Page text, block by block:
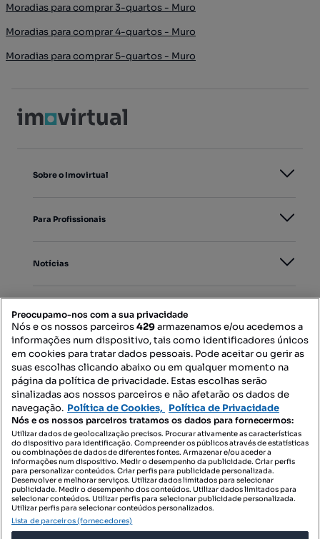
Moradias para comprar 3-quartos - Muro
Moradias para comprar 4-quartos - Muro
Moradias para comprar 5-quartos - Muro
Sobre o Imovirtual
Para Profissionais
Notícias
Mapa do Site
Contacte-nos
SIGA-NOS:
DESCARREGAR NA:
Preocupamo-nos com a sua privacidade
Nós e os nossos parceiros429armazenamos e/ou acedemos a
informações num dispositivo, tais como identificadores únicos
em cookies para tratar dados pessoais. Pode aceitar ou gerir as
suas escolhas clicando abaixo ou em qualquer momento na
página da política de privacidade. Estas escolhas serão
sinalizadas aos nossos parceiros e não afetarão os dados de
navegação. Política de Cookies, Política de Privacidade
Nós e os nossos parceiros tratamos os dados para fornecermos:
Utilizar dados de geolocalização precisos. Procurar ativamente as características
do dispositivo para identificação. Compreender os públicos através de estatísticas
ou combinações de dados de diferentes fontes. Armazenar e/ou aceder a
informações num dispositivo. Medir o desempenho da publicidade. Criar perfis
para personalizar conteúdos. Criar perfis para publicidade personalizada.
Desenvolver e melhorar serviços. Utilizar dados limitados para selecionar
publicidade. Medir o desempenho dos conteúdos. Utilizar dados limitados para
selecionar conteúdos. Utilizar perfis para selecionar publicidade personalizada.
Utilizar perfis para selecionar conteúdos personalizados.
Lista de parceiros (fornecedores)